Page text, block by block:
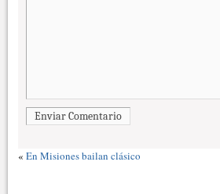
Enviar Comentario
« En Misiones bailan clásico